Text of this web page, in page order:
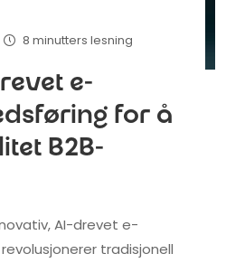
8 minutters lesning
e-
for å
B2B-
AI-drevet e-
tradisjonell